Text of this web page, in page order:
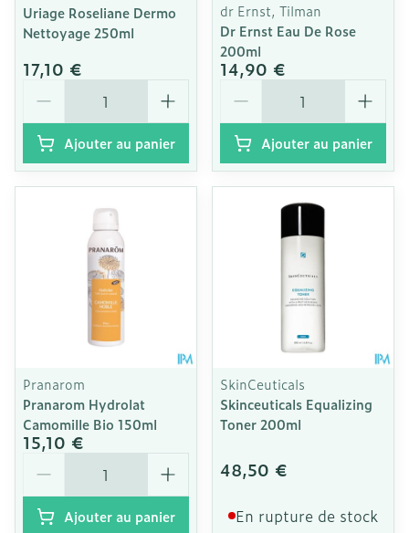
Uriage Roseliane Dermo
Nettoyage 250ml
17,10 €
Ajouter au panier
dr Ernst, Tilman
Dr Ernst Eau De Rose
200ml
14,90 €
Ajouter au panier
Pranarom
Pranarom Hydrolat
Camomille Bio 150ml
15,10 €
Ajouter au panier
SkinCeuticals
Skinceuticals Equalizing
Toner 200ml
48,50 €
En rupture de stock